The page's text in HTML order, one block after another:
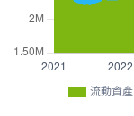
流動資產